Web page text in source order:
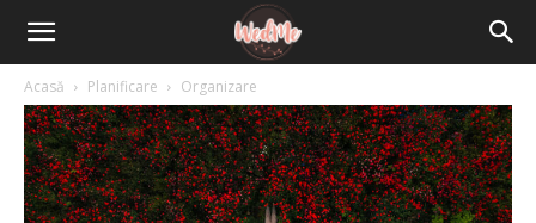
Acasă Planificare Organizare